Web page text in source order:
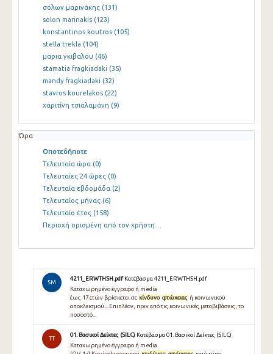
σόλων μαρινάκης (131)
solon marinakis (123)
konstantinos koutros (105)
stella trekla (104)
μαρια γκιβαλου (46)
stamatia fragkiadaki (35)
mandy fragkiadaki (32)
stavros kourelakos (22)
χαριτίνη τσιαλαμάνη (9)
Ώρα
Οποτεδήποτε
Τελευταία ώρα (0)
Τελευταίες 24 ώρες (0)
Τελευταία εβδομάδα (2)
Τελευταίος μήνας (6)
Τελευταίο έτος (158)
Περιοχή ορισμένη από τον χρήστη…
SM
4211_ERWTHSH.pdf Κατέβασμα 4211_ERWTHSH.pdf
Καταχωρημένο έγγραφο ή media
έως 17 ετών βρίσκεται σε κίνδυνο φτώχειας ή κοινωνικού
αποκλεισμού....Επιπλέον, πριν από τις κοινωνικές μεταβιβάσεις, το
ποσοστό...
TT
01. Βασικοί Δείκτες (SILC) Κατέβασμα 01. Βασικοί Δείκτες (SILC)
Καταχωρημένο έγγραφο ή media